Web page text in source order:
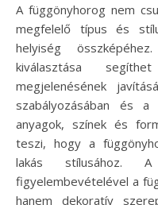
A függönyhorog nem
megfelelő típus és
helyiség
kiválasztása
megjelenésének
szabályozásában és
anyagok, színek és
teszi, hogy a
lakás stílusához.
figyelembevételével a
hanem dekoratív